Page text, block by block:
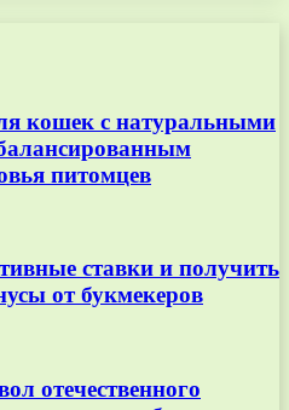
кошек с натуральными
питомцев
ставки и получить
от букмекеров
отечественного